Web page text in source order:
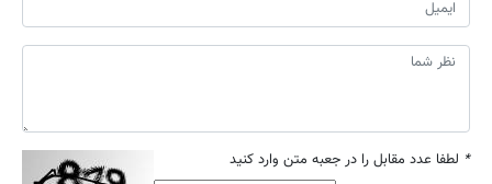
* لطفا عدد مقابل را در جعبه متن وارد کنید